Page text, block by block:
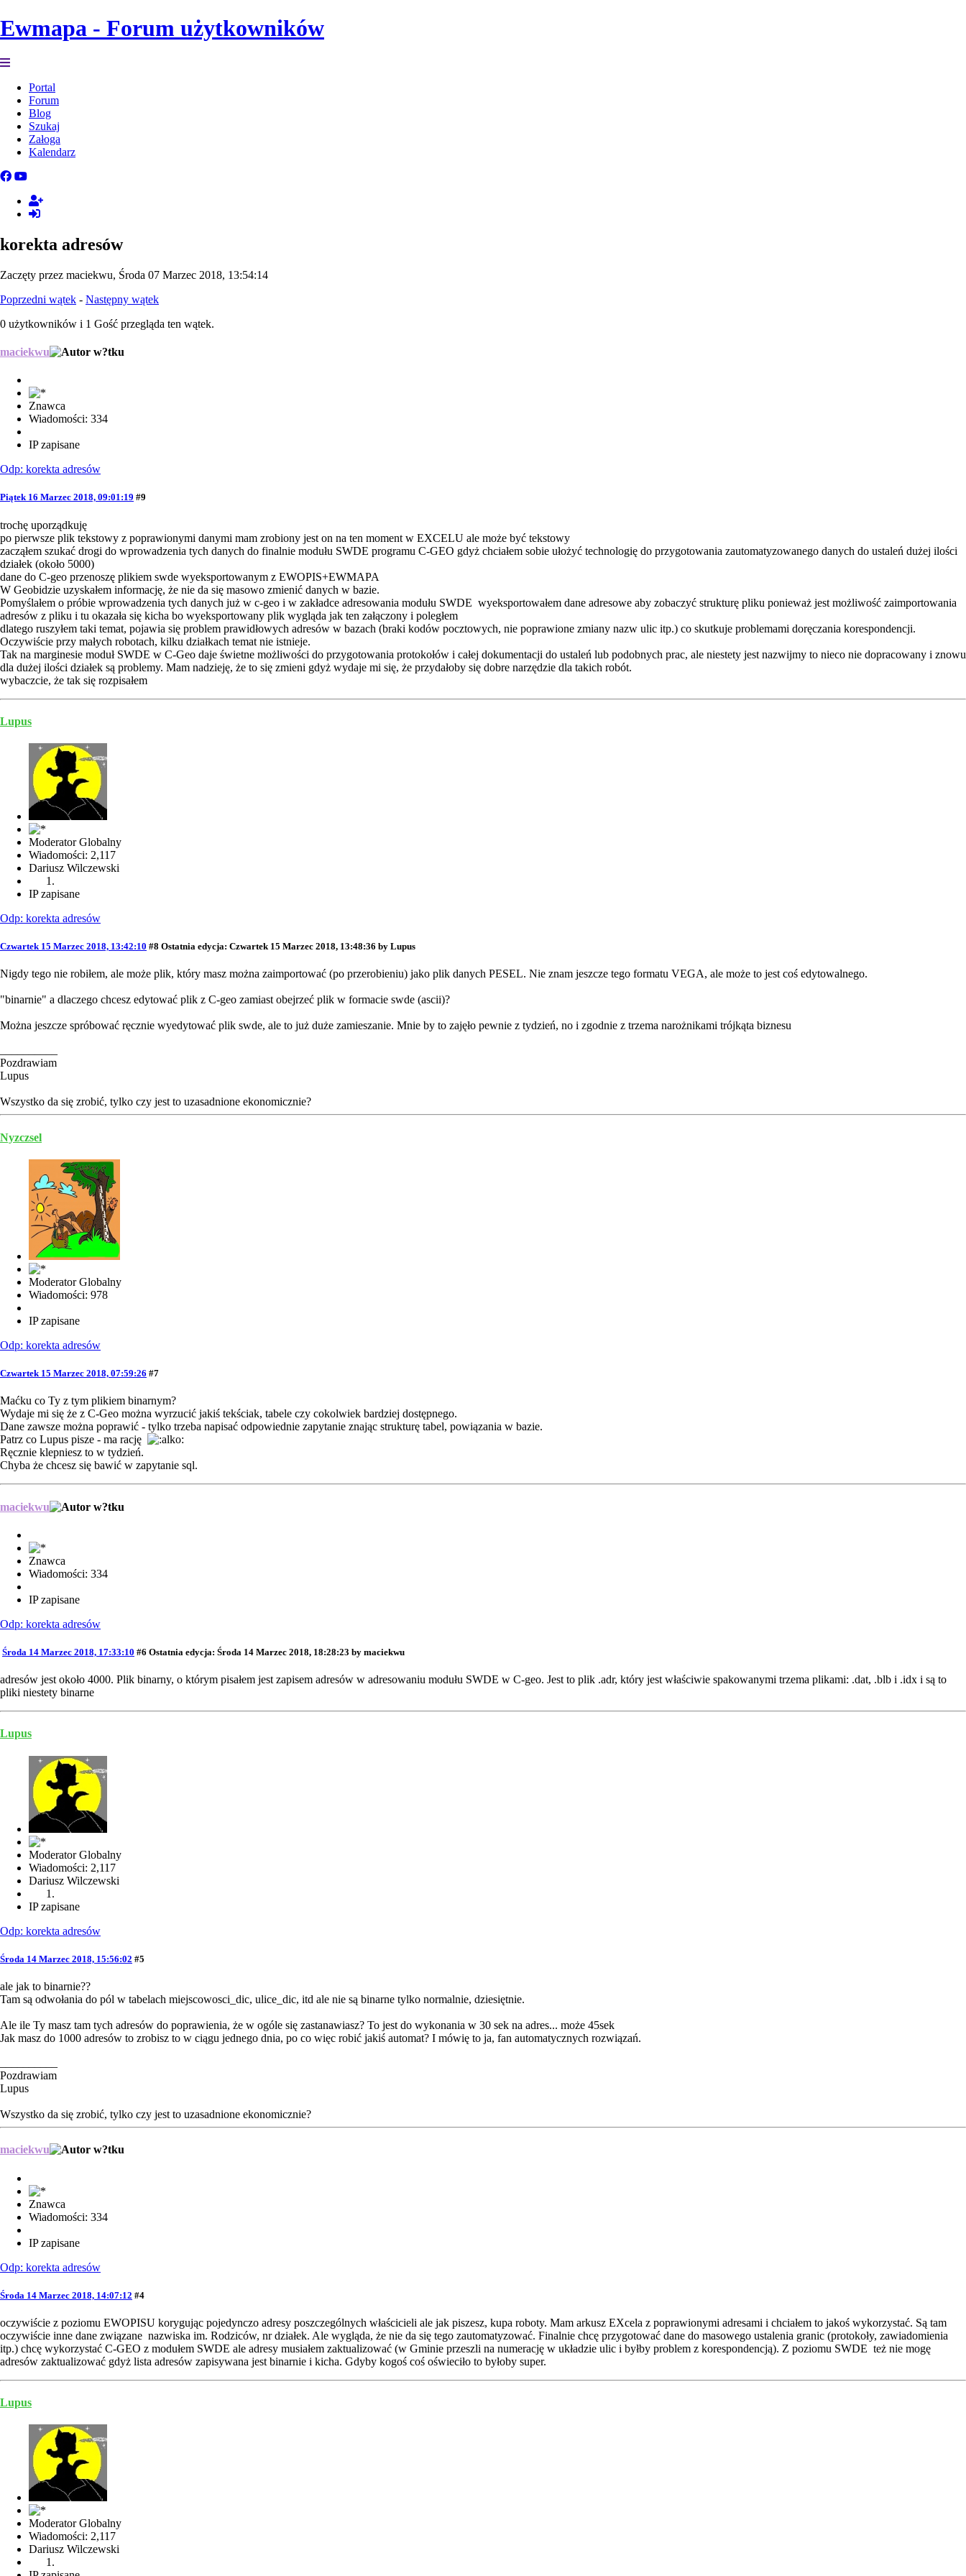
Ewmapa - Forum użytkowników
Portal
Forum
Blog
Szukaj
Załoga
Kalendarz
korekta adresów
Zaczęty przez maciekwu, Środa 07 Marzec 2018, 13:54:14
Poprzedni wątek - Następny wątek
0 użytkowników i 1 Gość przegląda ten wątek.
maciekwu
Znawca
Wiadomości: 334
IP zapisane
Odp: korekta adresów
Piątek 16 Marzec 2018, 09:01:19 #9
trochę uporządkuję
po pierwsze plik tekstowy z poprawionymi danymi mam zrobiony jest on na ten moment w EXCELU ale może być tekstowy
zacząłem szukać drogi do wprowadzenia tych danych do finalnie modułu SWDE programu C-GEO gdyż chciałem sobie ułożyć technologię do przygotowania zautomatyzowanego danych do ustaleń dużej ilości
działek (około 5000)
dane do C-geo przenoszę plikiem swde wyeksportowanym z EWOPIS+EWMAPA
W Geobidzie uzyskałem informację, że nie da się masowo zmienić danych w bazie.
Pomyślałem o próbie wprowadzenia tych danych już w c-geo i w zakładce adresowania modułu SWDE wyeksportowałem dane adresowe aby zobaczyć strukturę pliku ponieważ jest możliwość zaimportowania
adresów z pliku i tu okazała się kicha bo wyeksportowany plik wygląda jak ten załączony i poległem
dlatego ruszyłem taki temat, pojawia się problem prawidłowych adresów w bazach (braki kodów pocztowych, nie poprawione zmiany nazw ulic itp.) co skutkuje problemami doręczania korespondencji.
Oczywiście przy małych robotach, kilku działkach temat nie istnieje.
Tak na marginesie moduł SWDE w C-Geo daje świetne możliwości do przygotowania protokołów i całej dokumentacji do ustaleń lub podobnych prac, ale niestety jest nazwijmy to nieco nie dopracowany i znowu
dla dużej ilości działek są problemy. Mam nadzieję, że to się zmieni gdyż wydaje mi się, że przydałoby się dobre narzędzie dla takich robót.
wybaczcie, że tak się rozpisałem
Lupus
Moderator Globalny
Wiadomości: 2,117
Dariusz Wilczewski
IP zapisane
Odp: korekta adresów
Czwartek 15 Marzec 2018, 13:42:10 #8 Ostatnia edycja: Czwartek 15 Marzec 2018, 13:48:36 by Lupus
Nigdy tego nie robiłem, ale może plik, który masz można zaimportować (po przerobieniu) jako plik danych PESEL. Nie znam jeszcze tego formatu VEGA, ale może to jest coś edytowalnego.
"binarnie" a dlaczego chcesz edytować plik z C-geo zamiast obejrzeć plik w formacie swde (ascii)?
Można jeszcze spróbować ręcznie wyedytować plik swde, ale to już duże zamieszanie. Mnie by to zajęło pewnie z tydzień, no i zgodnie z trzema narożnikami trójkąta biznesu
Pozdrawiam
Lupus
Wszystko da się zrobić, tylko czy jest to uzasadnione ekonomicznie?
Nyzczsel
Moderator Globalny
Wiadomości: 978
IP zapisane
Odp: korekta adresów
Czwartek 15 Marzec 2018, 07:59:26 #7
Maćku co Ty z tym plikiem binarnym?
Wydaje mi się że z C-Geo można wyrzucić jakiś tekściak, tabele czy cokolwiek bardziej dostępnego.
Dane zawsze można poprawić - tylko trzeba napisać odpowiednie zapytanie znając strukturę tabel, powiązania w bazie.
Patrz co Lupus pisze - ma rację
Ręcznie klepniesz to w tydzień.
Chyba że chcesz się bawić w zapytanie sql.
maciekwu
Znawca
Wiadomości: 334
IP zapisane
Odp: korekta adresów
Środa 14 Marzec 2018, 17:33:10 #6 Ostatnia edycja: Środa 14 Marzec 2018, 18:28:23 by maciekwu
adresów jest około 4000. Plik binarny, o którym pisałem jest zapisem adresów w adresowaniu modułu SWDE w C-geo. Jest to plik .adr, który jest właściwie spakowanymi trzema plikami: .dat, .blb i .idx i są to
pliki niestety binarne
Lupus
Moderator Globalny
Wiadomości: 2,117
Dariusz Wilczewski
IP zapisane
Odp: korekta adresów
Środa 14 Marzec 2018, 15:56:02 #5
ale jak to binarnie??
Tam są odwołania do pól w tabelach miejscowosci_dic, ulice_dic, itd ale nie są binarne tylko normalnie, dziesiętnie.
Ale ile Ty masz tam tych adresów do poprawienia, że w ogóle się zastanawiasz? To jest do wykonania w 30 sek na adres... może 45sek
Jak masz do 1000 adresów to zrobisz to w ciągu jednego dnia, po co więc robić jakiś automat? I mówię to ja, fan automatycznych rozwiązań.
Pozdrawiam
Lupus
Wszystko da się zrobić, tylko czy jest to uzasadnione ekonomicznie?
maciekwu
Znawca
Wiadomości: 334
IP zapisane
Odp: korekta adresów
Środa 14 Marzec 2018, 14:07:12 #4
oczywiście z poziomu EWOPISU korygując pojedynczo adresy poszczególnych właścicieli ale jak piszesz, kupa roboty. Mam arkusz EXcela z poprawionymi adresami i chciałem to jakoś wykorzystać. Są tam
oczywiście inne dane związane nazwiska im. Rodziców, nr działek. Ale wygląda, że nie da się tego zautomatyzować. Finalnie chcę przygotować dane do masowego ustalenia granic (protokoły, zawiadomienia
itp.) chcę wykorzystać C-GEO z modułem SWDE ale adresy musiałem zaktualizować (w Gminie przeszli na numerację w układzie ulic i byłby problem z korespondencją). Z poziomu SWDE też nie mogę
adresów zaktualizować gdyż lista adresów zapisywana jest binarnie i kicha. Gdyby kogoś coś oświeciło to byłoby super.
Lupus
Moderator Globalny
Wiadomości: 2,117
Dariusz Wilczewski